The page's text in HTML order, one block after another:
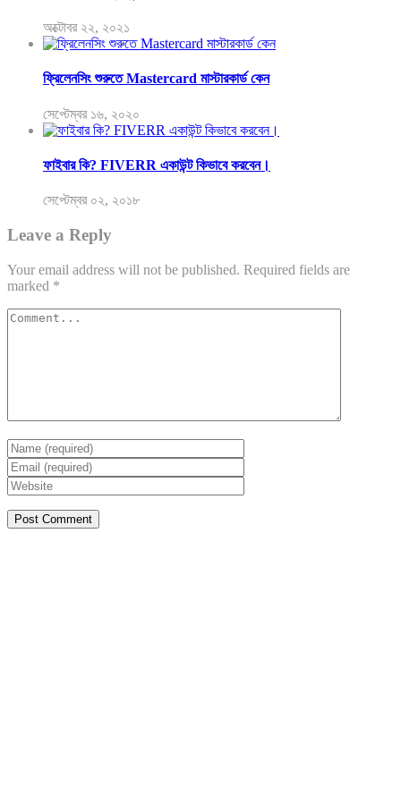
অক্টোবর ২২, ২০২১
ফ্রিলেনসিং শুরুতে Mastercard মাস্টারকার্ড কেন
সেপ্টেম্বর ১৬, ২০২০
ফাইবার কি? FIVERR একাউন্ট কিভাবে করবেন।
সেপ্টেম্বর ০২, ২০১৮
Leave a Reply
Your email address will not be published. Required fields are
marked *